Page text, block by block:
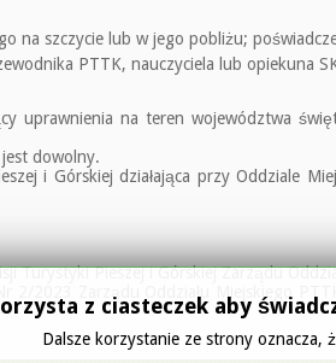
na szczycie lub w jego pobliżu;
PTTK, nauczyciela lub opiekuna
uprawnienia na teren województwa
dowolny.
i Górskiej działająca przy Oddziale
Turystyki Pieszej i Górskiej Zarządu
2/2023 Zarządu Oddziału Miejskiego
z ciasteczek aby
Dalsze korzystanie ze strony oznacza,